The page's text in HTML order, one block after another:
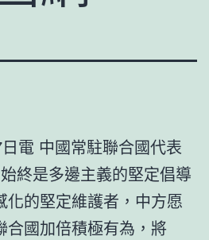
電 中國常駐聯合國代表
終是多邊主義的堅定倡導
化的堅定維護者，中方愿
合國加倍積極有為，將